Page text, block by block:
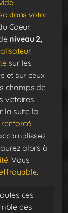
.
dans votre
Coeur.
niveau 2,
.
sur les
et sur ceux
champs de
victoires
la suite la
.
accomplissez
alors à
. Vous
.
ces
des